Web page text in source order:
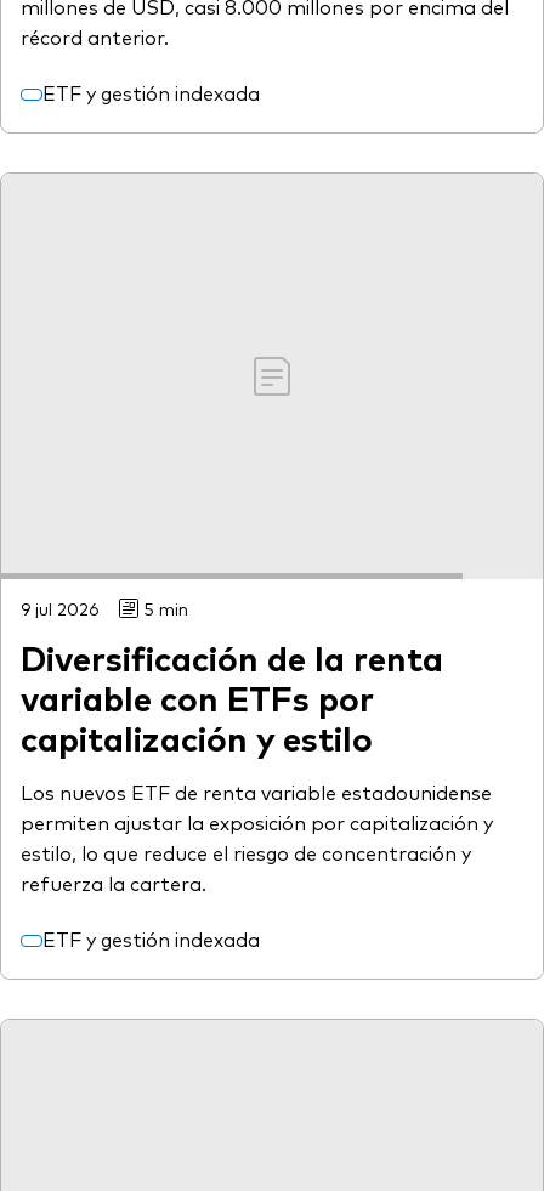
millones de USD, casi 8.000 millones por encima del
récord anterior.
ETF y gestión indexada
9 jul 2026 5 min
Diversificación de la renta
variable con ETFs por
capitalización y estilo
Los nuevos ETF de renta variable estadounidense
permiten ajustar la exposición por capitalización y
estilo, lo que reduce el riesgo de concentración y
refuerza la cartera.
ETF y gestión indexada